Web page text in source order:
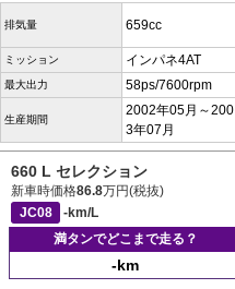
排気量 659cc
ミッション インパネ4AT
最大出力 58ps/7600rpm
生産期間
2002年05月～200
3年07月
660 L セレクション
新車時価格86.8万円(税抜)
JC08
-km/L
満タンでどこまで走る？
-km